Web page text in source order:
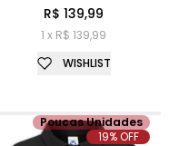
R$ 139,99
1 x R$ 139,99
WISHLIST
Poucas Unidades
19% OFF